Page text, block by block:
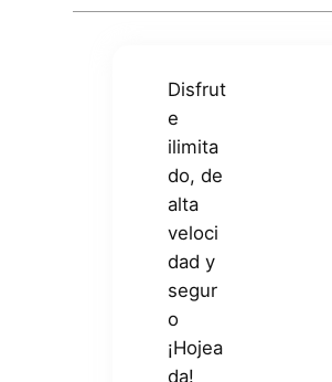
Disfrut
e
ilimita
do, de
alta
veloci
dad y
segur
o
¡Hojea
da!